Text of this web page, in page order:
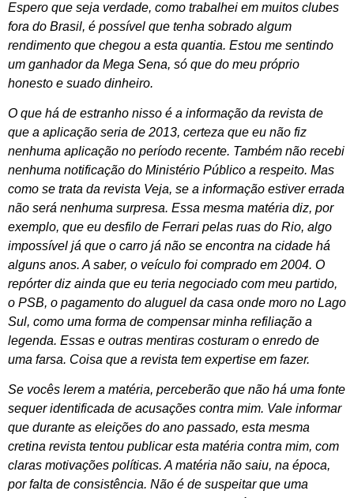
Espero que seja verdade, como trabalhei em muitos clubes
fora do Brasil, é possível que tenha sobrado algum
rendimento que chegou a esta quantia. Estou me sentindo
um ganhador da Mega Sena, só que do meu próprio
honesto e suado dinheiro.
O que há de estranho nisso é a informação da revista de
que a aplicação seria de 2013, certeza que eu não fiz
nenhuma aplicação no período recente. Também não recebi
nenhuma notificação do Ministério Público a respeito. Mas
como se trata da revista Veja, se a informação estiver errada
não será nenhuma surpresa. Essa mesma matéria diz, por
exemplo, que eu desfilo de Ferrari pelas ruas do Rio, algo
impossível já que o carro já não se encontra na cidade há
alguns anos. A saber, o veículo foi comprado em 2004. O
repórter diz ainda que eu teria negociado com meu partido,
o PSB, o pagamento do aluguel da casa onde moro no Lago
Sul, como uma forma de compensar minha refiliação a
legenda. Essas e outras mentiras costuram o enredo de
uma farsa. Coisa que a revista tem expertise em fazer.
Se vocês lerem a matéria, perceberão que não há uma fonte
sequer identificada de acusações contra mim. Vale informar
que durante as eleições do ano passado, esta mesma
cretina revista tentou publicar esta matéria contra mim, com
claras motivações políticas. A matéria não saiu, na época,
por falta de consistência. Não é de suspeitar que uma